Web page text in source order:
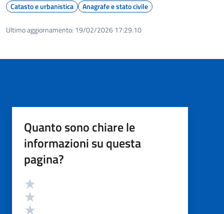
Catasto e urbanistica Anagrafe e stato civile
Ultimo aggiornamento: 19/02/2026 17:29.10
Quanto sono chiare le
informazioni su questa
pagina?
Valutazione